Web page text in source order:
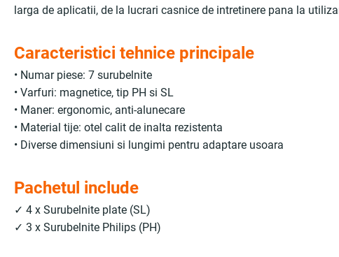
larga de aplicatii, de la lucrari casnice de intretinere pana la
Caracteristici tehnice principale
• Numar piese: 7 surubelnite
• Varfuri: magnetice, tip PH si SL
• Maner: ergonomic, anti-alunecare
• Material tije: otel calit de inalta rezistenta
• Diverse dimensiuni si lungimi pentru adaptare usoara
Pachetul include
✓ 4 x Surubelnite plate (SL)
✓ 3 x Surubelnite Philips (PH)